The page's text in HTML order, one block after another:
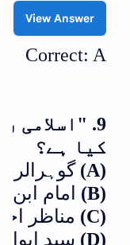
View Answer
Correct: A
9. "اسلامی
کیا ہے؟
(A)
(B)
امام ابن
(C)
مناظر
(D)
سید